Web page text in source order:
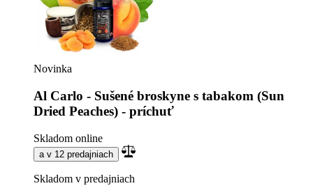
Novinka
Al Carlo - Sušené broskyne s tabakom (Sun
Dried Peaches) - príchuť
Skladom online
a v 12 predajniach
Skladom v predajniach